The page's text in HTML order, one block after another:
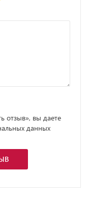
отзыв», вы даете
данных